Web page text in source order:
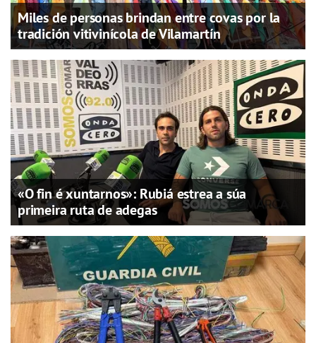
Miles de personas brindan entre covas por la
tradición vitivinícola de Vilamartín
«O fin é xuntarnos»: Rubiá estrea a súa
primeira ruta de adegas